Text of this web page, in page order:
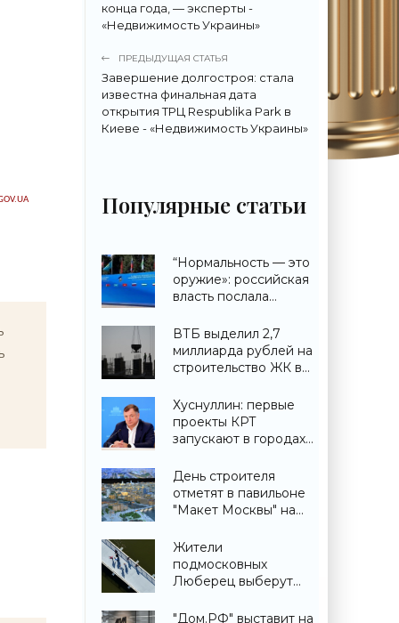
конца года, — эксперты -
«Недвижимость Украины»
ПРЕДЫДУЩАЯ СТАТЬЯ
Завершение долгостроя: стала
известна финальная дата
открытия ТРЦ Respublika Park в
Киеве - «Недвижимость Украины»
Популярные статьи
“Нормальность — это
оружие»: российская
власть послала
сигнал гражданам -
«Недвижимость»
ВТБ выделил 2,7
миллиарда рублей на
строительство ЖК в
«Строительство»
Хуснуллин: первые
проекты КРТ
запускают в городах
«Строительство»
День строителя
отметят в павильоне
"Макет Москвы" на
«Строительство»
Жители
подмосковных
Люберец выберут
мосту через реку
"Дом.РФ" выставит на